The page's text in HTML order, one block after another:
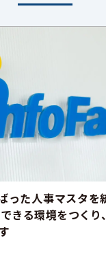
った人事マスタを
きる環境をつくり